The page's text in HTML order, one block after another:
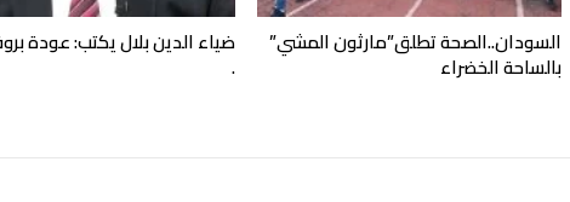
السودان..الصحة تطلق”مارثون المشي”
بالساحة الخضراء
ضياء الدين بلال يكتب: عودة
.